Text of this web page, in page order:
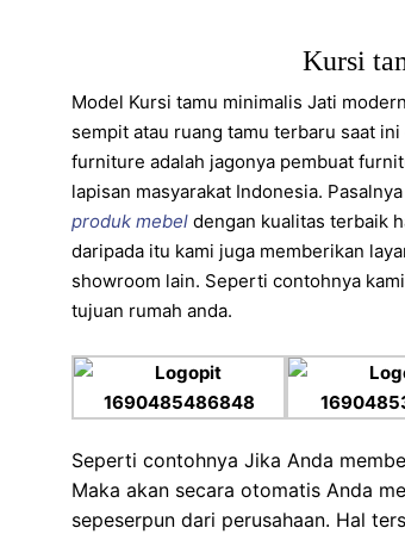
Kursi
Model Kursi tamu minimalis Jati
sempit atau ruang tamu terbaru saat
furniture adalah jagonya pembuat
lapisan masyarakat Indonesia.
produk mebel dengan kualitas terbaik
daripada itu kami juga memberikan
showroom lain. Seperti contohnya
tujuan rumah anda.
Seperti contohnya Jika Anda
Maka akan secara otomatis Anda
sepeserpun dari perusahaan. Hal